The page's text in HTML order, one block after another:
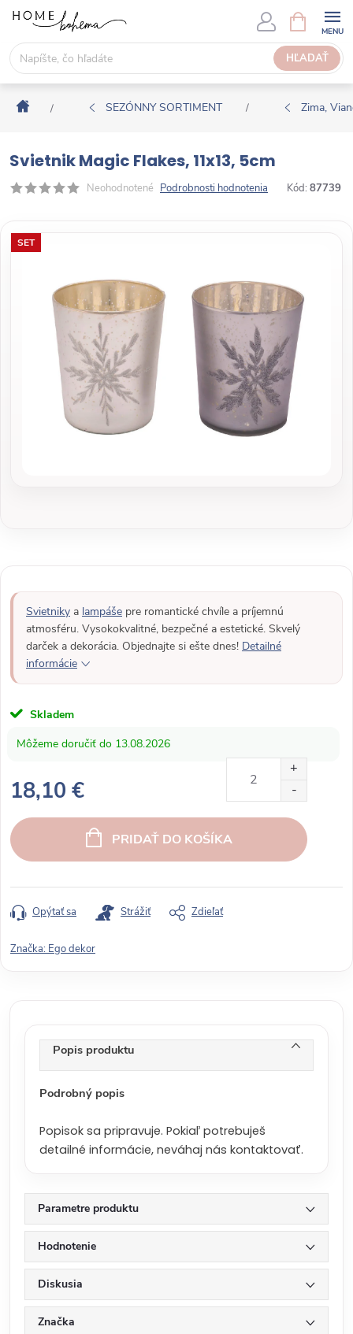
s
HĽADAŤ
Á
K
U
P
N
Í
Domov
/ SEZÓNNY SORTIMENT / Zima,
Svietnik Magic Flakes, 11x13, 5cm
Neohodnotené Podrobnosti hodnotenia Kód: 87739
SET
Svietniky a lampáše pre romantické chvíle a príjemnú
atmosféru. Vysokokvalitné, bezpečné a estetické. Skvelý
darček a dekorácia. Objednajte si ešte dnes! Detailné
informácie
Skladem
13.08.2026
18,10 €
e
d
o
t
o
PRIDAŤ DO KOŠÍKA
Opýtať sa Strážiť Zdieľať
Značka: Ego dekor
Popis produktu
Podrobný popis
Popisok sa pripravuje. Pokiaľ potrebuješ
detailné informácie, neváhaj nás kontaktovať.
Parametre produktu
Hodnotenie
Diskusia
Značka